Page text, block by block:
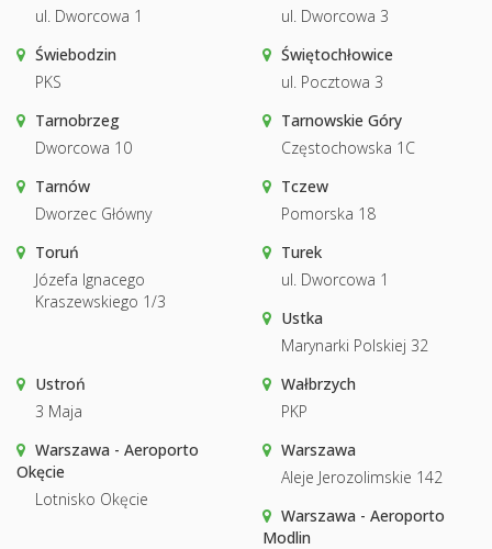
ul. Dworcowa 1
ul. Dworcowa 3
Świebodzin
PKS
Świętochłowice
ul. Pocztowa 3
Tarnobrzeg
Dworcowa 10
Tarnowskie Góry
Częstochowska 1C
Tarnów
Dworzec Główny
Tczew
Pomorska 18
Toruń
Józefa Ignacego
Kraszewskiego 1/3
Turek
ul. Dworcowa 1
Ustka
Marynarki Polskiej 32
Ustroń
3 Maja
Wałbrzych
PKP
Warszawa - Aeroporto
Okęcie
Lotnisko Okęcie
Warszawa
Aleje Jerozolimskie 142
Warszawa - Aeroporto
Modlin